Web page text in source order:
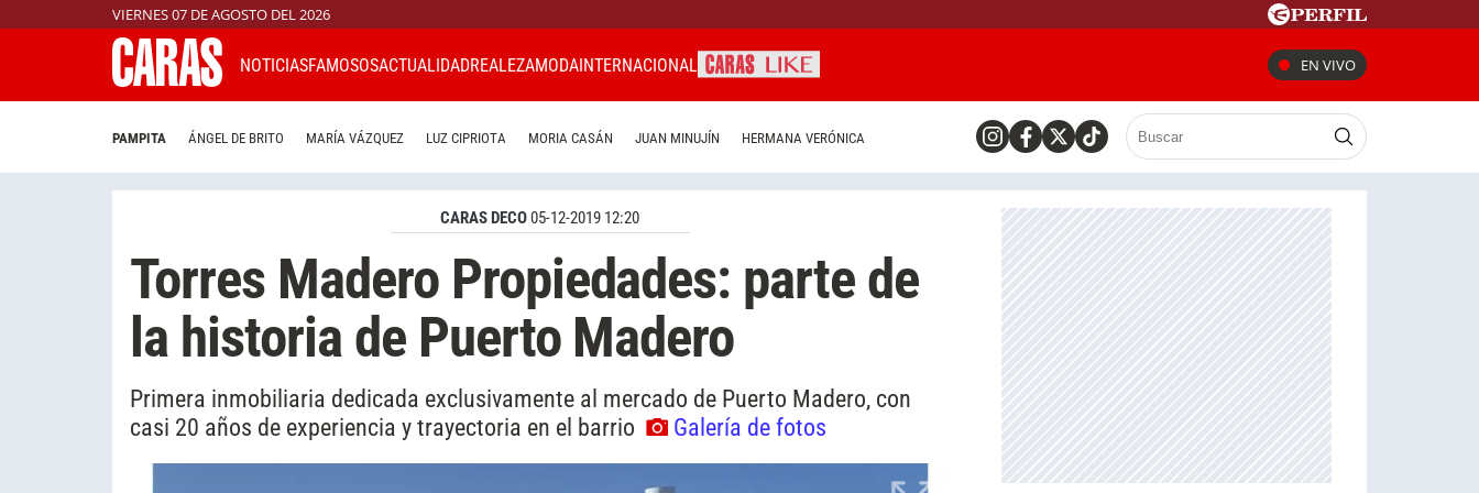
VIERNES 07 DE AGOSTO DEL 2026
NOTICIASFAMOSOSACTUALIDADREALEZAMODAINTERNACIONAL EN VIVO
PAMPITA ÁNGEL DE BRITO MARÍA VÁZQUEZ LUZ CIPRIOTA MORIA CASÁN JUAN MINUJÍN HERMANA VERÓNICA
CARAS DECO05-12-2019 12:20
Torres Madero Propiedades: parte de
la historia de Puerto Madero
Primera inmobiliaria dedicada exclusivamente al mercado de Puerto Madero, con
casi 20 años de experiencia y trayectoria en el barrio
Galería de fotos